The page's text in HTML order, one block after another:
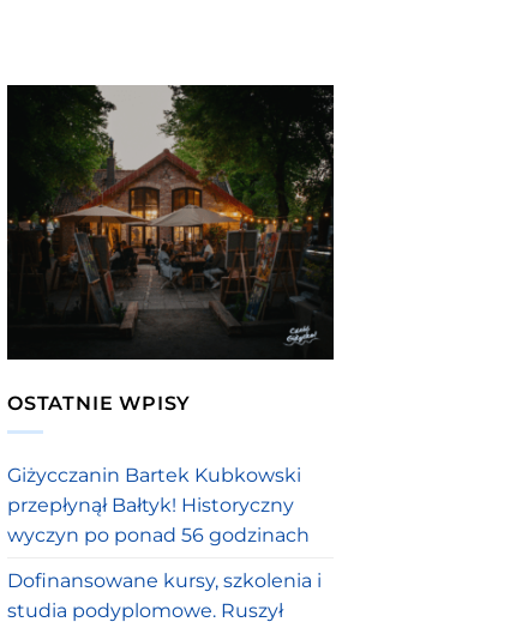
OSTATNIE WPISY
Giżycczanin Bartek Kubkowski
przepłynął Bałtyk! Historyczny
wyczyn po ponad 56 godzinach
Dofinansowane kursy, szkolenia i
studia podyplomowe. Ruszył